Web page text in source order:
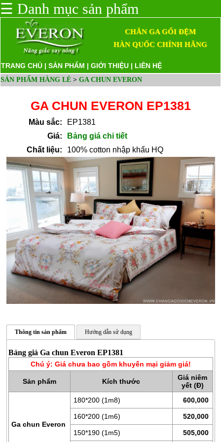
GA
ĐỆM
ĐỆM
☰ Danh mục sản phẩm
CHĂN GA GỐI ĐỆM
HÀN QUỐC CHÍNH HÃNG
TRANG CHỦ | SẢN PHẨM | GIỚI THIỆU | LIÊN HỆ
SẢN PHẨM HÀNG LẺ > GA CHUN EVERON
GA CHUN EVERON EP1381
Màu sắc:
EP1381
Giá:
Bảng giá chi tiết
Chất liệu:
100% cotton nhập khẩu HQ
Thông tin sản phẩm Hướng dẫn sử dụng
Bảng giá Ga chun Everon EP1381
Chú ý: Giá chưa bao gồm khuyến mại giảm giá!
Sản phẩm Kích thước
Giá niêm
yết (Đ)
Ga chun Everon
180*200 (1m8) 600,000
160*200 (1m6) 520,000
150*190 (1m5) 505,000